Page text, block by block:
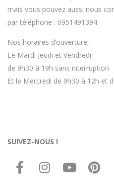
mais vous pouvez aussi nous
par téléphone : 0951491394
Nos horaires d’ouverture,
Le Mardi Jeudi et Vendredi
de 9h30 à 19h sans interruption
Et le Mercredi de 9h30 à 12h et
SUIVEZ-NOUS !